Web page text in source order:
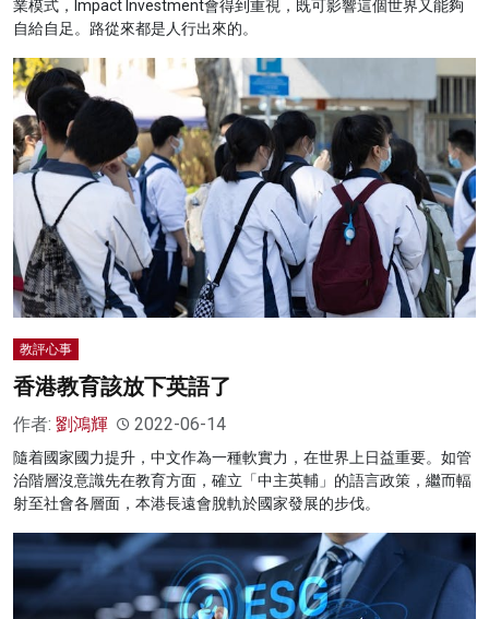
業模式，Impact Investment會得到重視，既可影響這個世界又能夠
自給自足。路從來都是人行出來的。
教評心事
香港教育該放下英語了
作者: 劉鴻輝 2022-06-14
隨着國家國力提升，中文作為一種軟實力，在世界上日益重要。如管
治階層沒意識先在教育方面，確立「中主英輔」的語言政策，繼而輻
射至社會各層面，本港長遠會脫軌於國家發展的步伐。